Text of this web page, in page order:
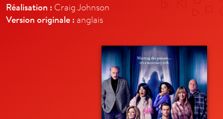
Réalisation : Craig Johnson
Version originale : anglais